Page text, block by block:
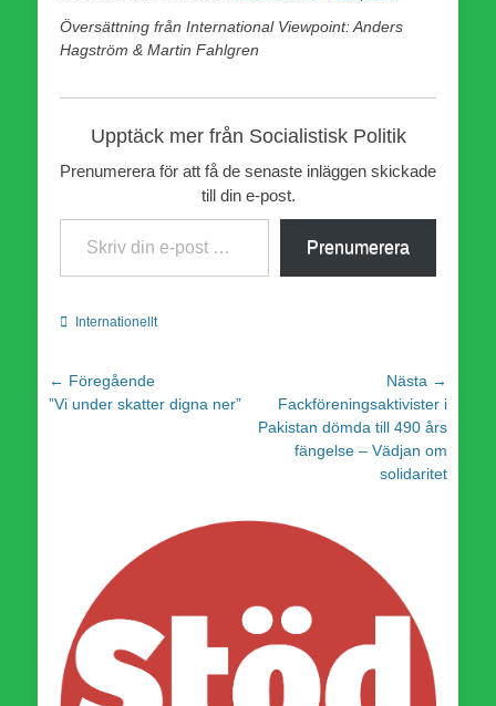
Översättning från International Viewpoint: Anders
Hagström & Martin Fahlgren
Upptäck mer från Socialistisk Politik
Prenumerera för att få de senaste inläggen skickade
till din e-post.
Skriv din e-post …
Prenumerera
Kategorier
Internationellt
Inläggsnavigering
← Föregående
Föregående
”Vi under skatter digna ner”
Nästa →
Nästa
inlägg:
Fackföreningsaktivister i
Pakistan dömda till 490 års
fängelse – Vädjan om
solidaritet